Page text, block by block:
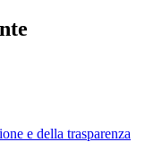
e della trasparenza